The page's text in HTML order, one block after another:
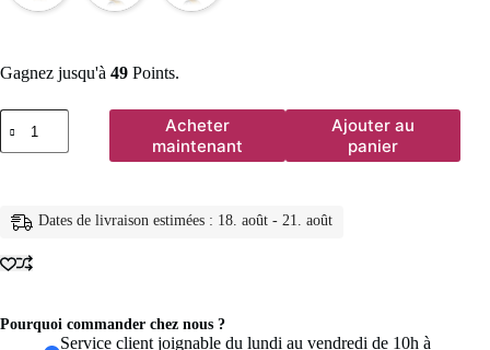
Gagnez jusqu'à 49 Points.
quantité
de
Bijoux
inoxydable
alliance
bagues
Acheter
maintenant
Ajouter au
panier
Dates de livraison estimées : 18. août - 21. août
Pourquoi commander chez nous ?
Service client joignable du lundi au vendredi de 10h à